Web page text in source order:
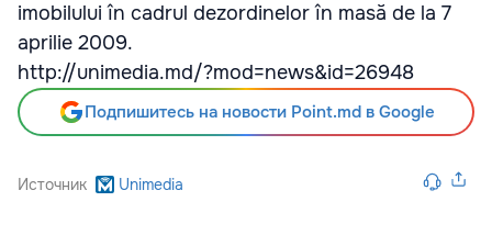
imobilului în cadrul dezordinelor în masă de la 7
aprilie 2009.
http://unimedia.md/?mod=news&id=26948
Подпишитесь на новости Point.md в Google
Источник Unimedia